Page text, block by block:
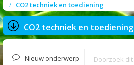
CO2 techniek en toediening
CO2 techniek en toediening
Nieuw onderwerp